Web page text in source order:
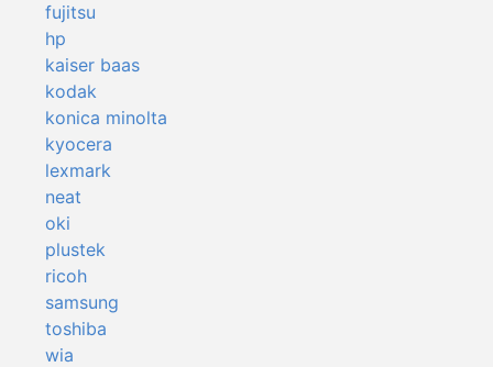
fujitsu
hp
kaiser baas
kodak
konica minolta
kyocera
lexmark
neat
oki
plustek
ricoh
samsung
toshiba
wia